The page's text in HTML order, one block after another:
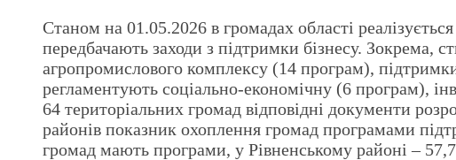
Станом на 01.05.2026 в громадах області
передбачають заходи з підтримки бізнесу. Зокрема,
агропромислового комплексу (14 програм),
регламентують соціально-економічну (6 програм),
64 територіальних громад відповідні документи
районів показник охоплення громад програмами
громад мають програми, у Рівненському районі –